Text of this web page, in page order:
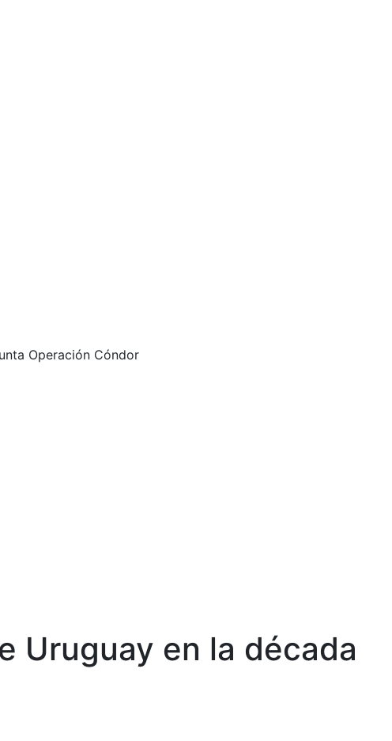
Operación Cóndor
Uruguay en la década